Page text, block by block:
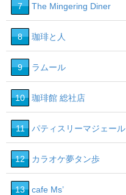
7 The Mingering Diner
8 珈琲と人
9 ラムール
10 珈琲館 総社店
11 パティスリーマジェール
12 カラオケ夢タン歩
13 cafe Ms’